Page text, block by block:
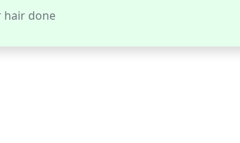
hair done